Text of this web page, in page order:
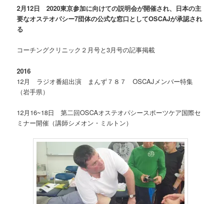
2月12日 2020東京参加に向けての説明会が開催され、日本の主
要なオステオパシー7団体の公式な窓口としてOSCAJが承認され
る
コーチングクリニック２月号と3月号の記事掲載
2016
12月 ラジオ番組出演 まんず７８７ OSCAJメンバー特集
（岩手県）
12月16~18日 第二回OSCAオステオパシースポーツケア国際セ
ミナー開催（講師シメオン・ミルトン）